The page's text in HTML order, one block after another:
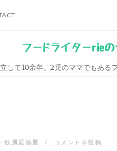
フードライターrie
して10余年。2児のママでもある
欧風居酒屋 コメントを投稿